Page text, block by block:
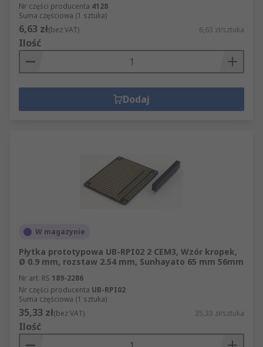
Nr części producenta 4128
Suma częściowa (1 sztuka)
6,63 zł(bez VAT) 6,63 zł/sztuka
Ilość
Dodaj
W magazynie
Płytka prototypowa UB-RPI02 2 CEM3, Wzór kropek,
Ø 0.9 mm, rozstaw 2.54 mm, Sunhayato 65 mm 56mm
Nr art. RS 189-2286
Nr części producenta UB-RPI02
Suma częściowa (1 sztuka)
35,33 zł(bez VAT) 35,33 zł/sztuka
Ilość